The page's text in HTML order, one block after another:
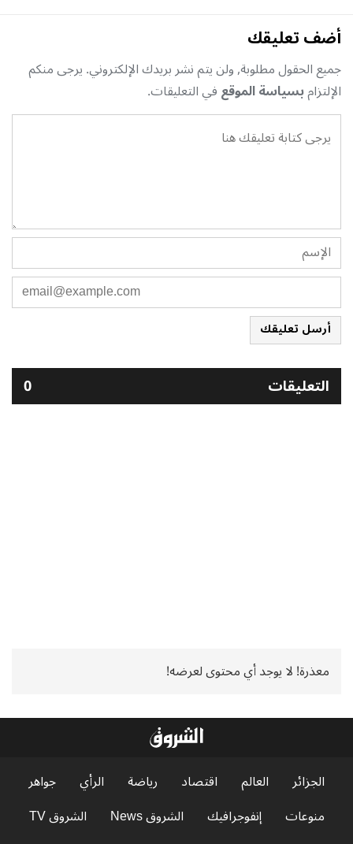
أضف تعليقك
جميع الحقول مطلوبة, ولن يتم نشر بريدك الإلكتروني. يرجى منكم
الإلتزامبسياسة الموقعفي التعليقات.
أرسل تعليقك
التعليقات 0
معذرة! لا يوجد أي محتوى لعرضه!
الجزائر العالم اقتصاد رياضة الرأي
جواهر
منوعات
إنفوجرافيك الشروق News
الشروق TV